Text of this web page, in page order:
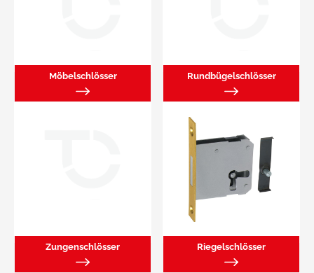
Möbelschlösser Rundbügelschlösser
Zungenschlösser Riegelschlösser